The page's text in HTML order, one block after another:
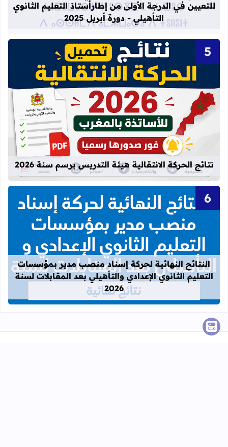
للتعيين في الدرجة الأولى من إطارأستاذ التعليم الثانوي
التأهيلي - دورة أبريل 2025
قراءة المزيد عن نتائج الحركة
نتائج الحركة الانتقالية هيئة التدريس برسم سنة 2026
قراءة المزيد عن النتائج النهائية
النتائج النهائية لحركة إسناد منصب مدير بمؤسسات
التعليم الثانوي الإعدادي والتأهيلي بعد المقابلات لسنة
2026